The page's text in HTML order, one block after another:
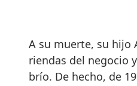
A su muerte, su hijo
riendas del negocio
brío. De hecho, de